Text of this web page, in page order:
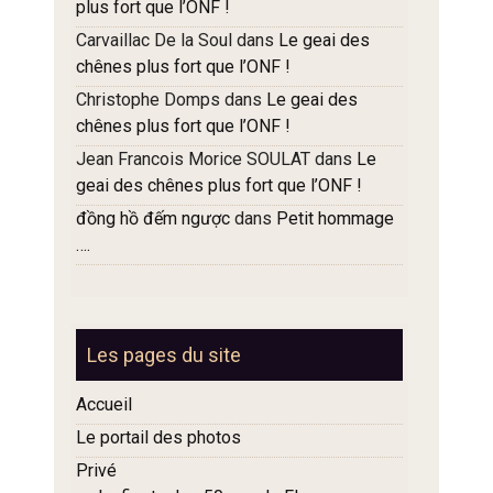
plus fort que l’ONF !
Carvaillac De la Soul dans Le geai des
chênes plus fort que l’ONF !
Christophe Domps dans Le geai des
chênes plus fort que l’ONF !
Jean Francois Morice SOULAT dans Le
geai des chênes plus fort que l’ONF !
đồng hồ đếm ngược dans Petit hommage
….
Les pages du site
Accueil
Le portail des photos
Privé